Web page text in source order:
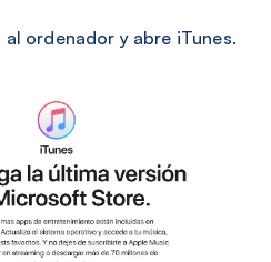
ordenador y abre iTunes.